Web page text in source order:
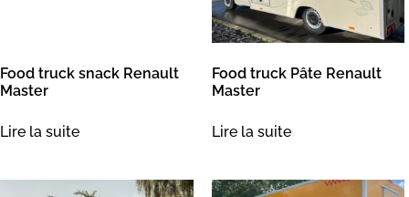
Food truck Pâte Renault
Master
Lire la suite